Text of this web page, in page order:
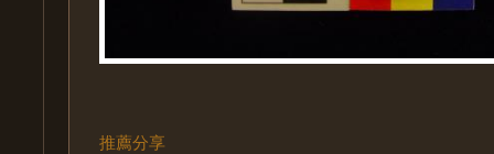
推薦分享